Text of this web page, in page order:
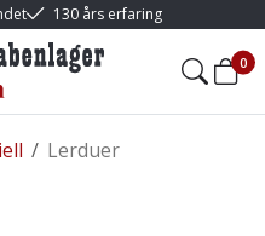
130 års erfaring
0
/ Lerduer